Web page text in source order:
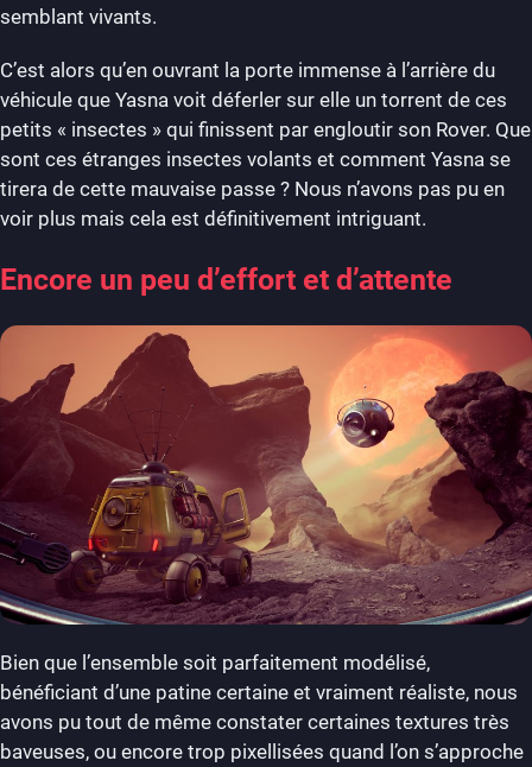
semblant vivants.
C’est alors qu’en ouvrant la porte immense à l’arrière du
véhicule que Yasna voit déferler sur elle un torrent de ces
petits « insectes » qui finissent par engloutir son Rover. Que
sont ces étranges insectes volants et comment Yasna se
tirera de cette mauvaise passe ? Nous n’avons pas pu en
voir plus mais cela est définitivement intriguant.
Encore un peu d’effort et d’attente
Bien que l’ensemble soit parfaitement modélisé,
bénéficiant d’une patine certaine et vraiment réaliste, nous
avons pu tout de même constater certaines textures très
baveuses, ou encore trop pixellisées quand l’on s’approche